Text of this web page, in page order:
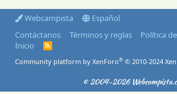
Webcampista
Español
Contáctanos
Términos y reglas Política
Inicio
R
S
Community platform by XenForo® © 2010-2024
© 2004-2026